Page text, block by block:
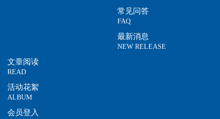
常见问答
FAQ
最新消息
NEW RELEASE
文章阅读
READ
活动花絮
ALBUM
会员登入